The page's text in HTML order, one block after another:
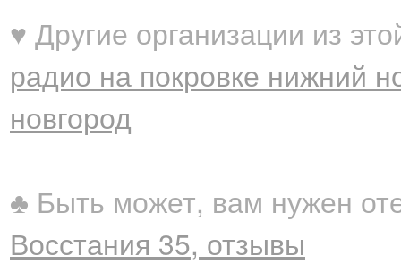
♥ Другие организации из
радио на покровке нижний
новгород
♣ Быть может, вам нужен
Восстания 35, отзывы